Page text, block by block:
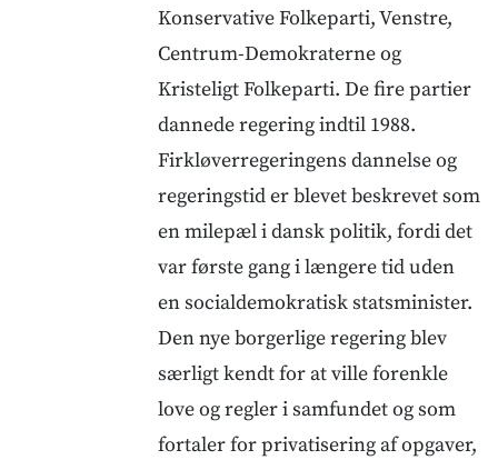
Konservative Folkeparti, Venstre,
Centrum-Demokraterne og
Kristeligt Folkeparti. De fire partier
dannede regering indtil 1988.
Firkløverregeringens dannelse og
regeringstid er blevet beskrevet som
en milepæl i dansk politik, fordi det
var første gang i længere tid uden
en socialdemokratisk statsminister.
Den nye borgerlige regering blev
særligt kendt for at ville forenkle
love og regler i samfundet og som
fortaler for privatisering af opgaver,